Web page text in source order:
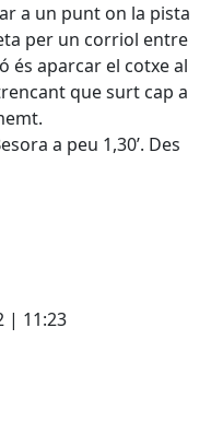
a un punt on la pista
per un corriol entre
és aparcar el cotxe al
que surt cap a
a peu 1,30’. Des
| 11:23